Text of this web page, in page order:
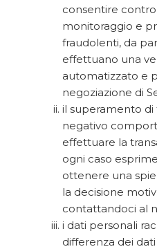
consentire
monitoraggio e
fraudolenti, da
effettuano una
automatizzato e
negoziazione di
il superamento
negativo
effettuare la
ogni caso
ottenere una
la decisione
contattandoci al
i dati personali
differenza dei